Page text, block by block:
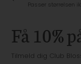
Passer størrelsen
Få 10%
Tilmeld dig Club